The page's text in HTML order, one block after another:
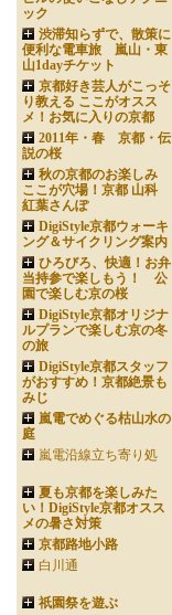
ック
渋滞知らずで、散策に
便利な電車旅 嵐山・東
山1dayチケット
京都好き芸人がこっそ
り教える ここがオスス
メ！お気に入りの京都
2011年・春 京都・伝
説の桜
秋の京都のお楽しみ
ここが穴場！京都 山科
紅葉さんぽ
DigiStyle京都ウォーキ
ング＆サイクリング案内
ひろびろ、快適！お弁
当持参で楽しもう！ 公
園で楽しむ京の桜
DigiStyle京都オリジナ
ルプランで楽しむ京の冬
の旅
DigiStyle京都スタッフ
がおすすめ！京都絶景も
みじ
嵐電でめぐる枯山水の
庭
嵐電沿線立ち寄り処
夏も京都を楽しみた
い！DigiStyle京都オスス
メの暑さ対策
京都路地小路
白川通
祇園祭を遊ぶ